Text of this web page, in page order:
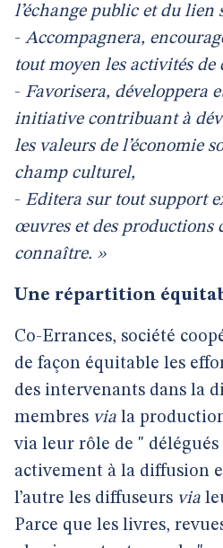
l’échange public et du lien
- Accompagnera,
tout moyen les activités de
- Favorisera, développera
initiative contribuant à
les valeurs de l’économie
champ culturel,
- Editera sur tout support
œuvres et des productions
connaître. »
Une répartition
Co-Errances, société
de façon équitable les
des intervenants dans la
membres via la
via leur rôle de "
activement à la diffusion
l’autre les diffuseurs via
Parce que les livres,